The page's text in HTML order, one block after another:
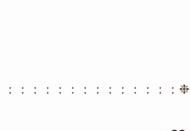
：：：：：：：：：：：：：❉